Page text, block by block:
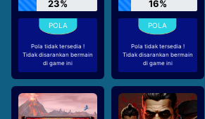
23%
Pola tidak tersedia !
Tidak disarankan bermain
di game ini
16%
Pola tidak tersedia !
Tidak disarankan bermain
di game ini